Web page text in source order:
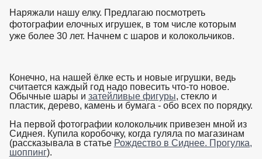
Наряжали нашу елку. Предлагаю посмотреть
фотографии елочных игрушек, в том числе которым
уже более 30 лет. Начнем с шаров и колокольчиков.
Конечно, на нашей ёлке есть и новые игрушки, ведь
считается каждый год надо повесить что-то новое.
Обычные шары и затейливые фигуры, стекло и
пластик, дерево, камень и бумага - обо всех по порядку.
На первой фотографии колокольчик привезен мной из
Сиднея. Купила коробочку, когда гуляла по магазинам
(рассказывала в статье Рождество в Сиднее. Прогулка,
шоппинг).